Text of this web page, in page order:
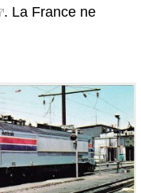
. La France ne